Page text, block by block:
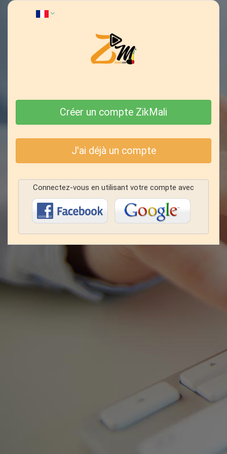
Créer un compte ZikMali
J'ai déjà un compte
Connectez-vous en utilisant votre compte avec